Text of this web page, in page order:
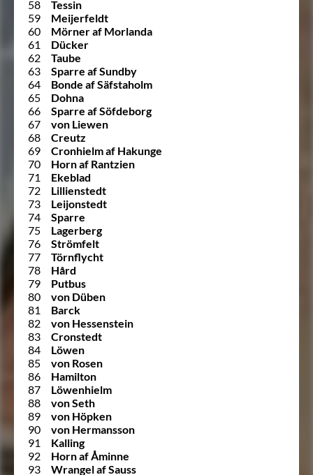
58
Tessin
59
Meijerfeldt
60
Mörner af Morlanda
61
Dücker
62
Taube
63
Sparre af Sundby
64
Bonde af Säfstaholm
65
Dohna
66
Sparre af Söfdeborg
67
von Liewen
68
Creutz
69
Cronhielm af Hakunge
70
Horn af Rantzien
71
Ekeblad
72
Lillienstedt
73
Leijonstedt
74
Sparre
75
Lagerberg
76
Strömfelt
77
Törnflycht
78
Hård
79
Putbus
80
von Düben
81
Barck
82
von Hessenstein
83
Cronstedt
84
Löwen
85
von Rosen
86
Hamilton
87
Löwenhielm
88
von Seth
89
von Höpken
90
von Hermansson
91
Kalling
92
Horn af Åminne
93
Wrangel af Sauss